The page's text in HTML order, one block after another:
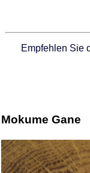
Empfehlen Sie
Mokume Gane